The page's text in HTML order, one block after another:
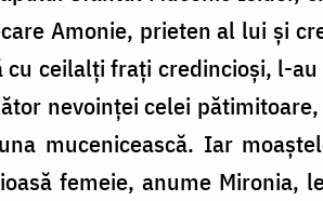
Amonie, prieten al lui și
ceilalți frați credincioși, l-
nevoinței celei
mucenicească. Iar
femeie, anume